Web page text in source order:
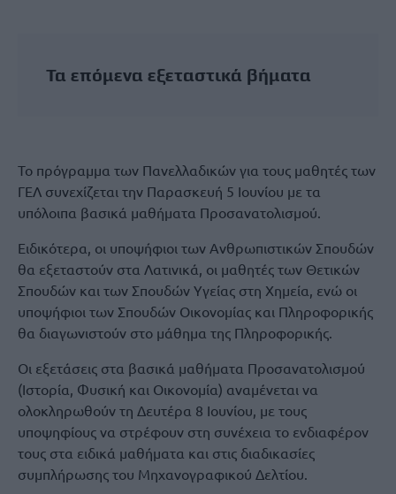
Τα επόμενα εξεταστικά βήματα
Το πρόγραμμα των Πανελλαδικών για τους μαθητές των
ΓΕΛ συνεχίζεται την Παρασκευή 5 Ιουνίου με τα
υπόλοιπα βασικά μαθήματα Προσανατολισμού.
Ειδικότερα, οι υποψήφιοι των Ανθρωπιστικών Σπουδών
θα εξεταστούν στα Λατινικά, οι μαθητές των Θετικών
Σπουδών και των Σπουδών Υγείας στη Χημεία, ενώ οι
υποψήφιοι των Σπουδών Οικονομίας και Πληροφορικής
θα διαγωνιστούν στο μάθημα της Πληροφορικής.
Οι εξετάσεις στα βασικά μαθήματα Προσανατολισμού
(Ιστορία, Φυσική και Οικονομία) αναμένεται να
ολοκληρωθούν τη Δευτέρα 8 Ιουνίου, με τους
υποψηφίους να στρέφουν στη συνέχεια το ενδιαφέρον
τους στα ειδικά μαθήματα και στις διαδικασίες
συμπλήρωσης του Μηχανογραφικού Δελτίου.